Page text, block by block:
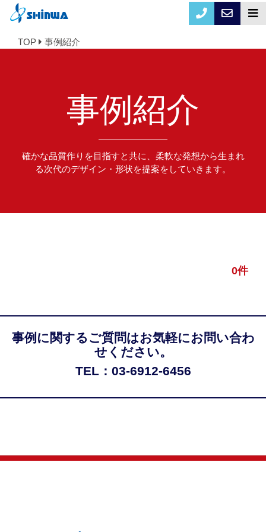
TOP 事例紹介
事例紹介
確かな品質作りを目指すと共に、柔軟な発想から生まれ
る次代のデザイン・形状を提案をしていきます。
0件
事例に関するご質問はお気軽にお問い合わ
せください。
TEL：03-6912-6456